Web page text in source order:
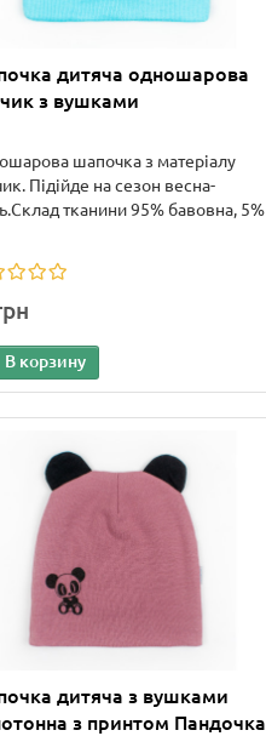
дитяча одношарова
з вушками
шапочка з матеріалу
Підійде на сезон весна-
тканини 95% бавовна, 5%
В корзину
дитяча з вушками
з принтом Пандочка